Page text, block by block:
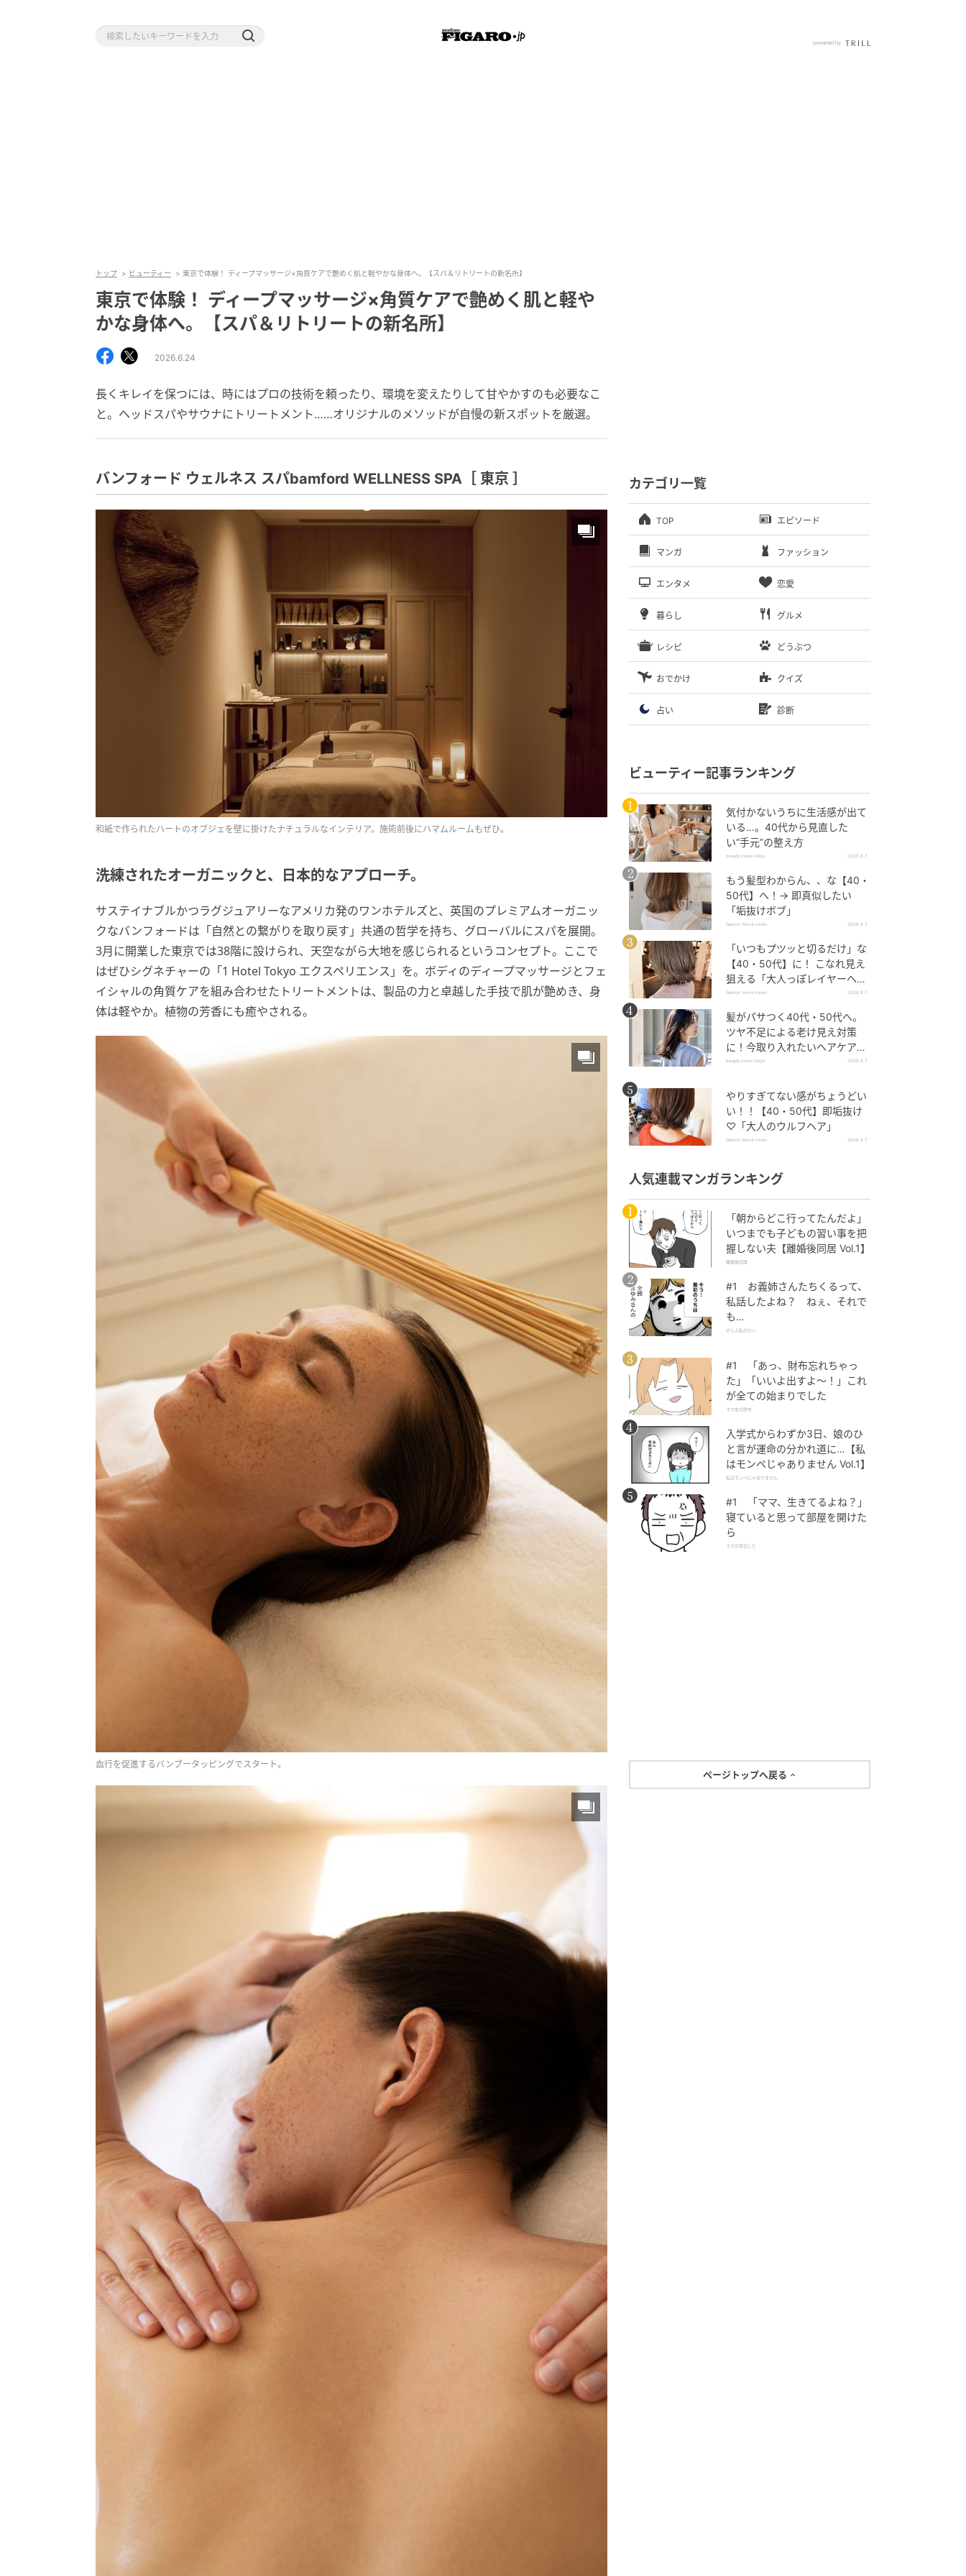
トップ ビューティー 東京で体験！ ディープマッサージ×角質ケアで艶めく肌と軽やかな身体へ。【スパ＆リトリートの新名所】
東京で体験！ ディープマッサージ×角質ケアで艶めく肌と軽や
かな身体へ。【スパ＆リトリートの新名所】
2026.6.24
長くキレイを保つには、時にはプロの技術を頼ったり、環境を変えたりして甘やかすのも必要なこ
と。ヘッドスパやサウナにトリートメント……オリジナルのメソッドが自慢の新スポットを厳選。
バンフォード ウェルネス スパbamford WELLNESS SPA［ 東京 ］
和紙で作られたハートのオブジェを壁に掛けたナチュラルなインテリア。施術前後にハマムルームもぜひ。
洗練されたオーガニックと、日本的なアプローチ。
サステイナブルかつラグジュアリーなアメリカ発のワンホテルズと、英国のプレミアムオーガニッ
クなバンフォードは「自然との繋がりを取り戻す」共通の哲学を持ち、グローバルにスパを展開。
3月に開業した東京では38階に設けられ、天空ながら大地を感じられるというコンセプト。ここで
はぜひシグネチャーの「1 Hotel Tokyo エクスペリエンス」を。ボディのディープマッサージとフェ
イシャルの角質ケアを組み合わせたトリートメントは、製品の力と卓越した手技で肌が艶めき、身
体は軽やか。植物の芳香にも癒やされる。
血行を促進するバンブータッピングでスタート。
カテゴリ一覧
TOP エピソード
マンガ ファッション
エンタメ 恋愛
暮らし グルメ
レシピ どうぶつ
おでかけ クイズ
占い 診断
ビューティー記事ランキング
気付かないうちに生活感が出て
いる…。40代から見直した
い“手元”の整え方
beauty news tokyo 2026.8.7
もう髪型わからん、、な【40・
50代】へ！→ 即真似したい
「垢抜けボブ」
fashion trend news 2026.8.7
「いつもプツッと切るだけ」な
【40・50代】に！ こなれ見え
狙える「大人っぽレイヤーヘ
ア」
fashion trend news 2026.8.7
髪がパサつく40代・50代へ。
ツヤ不足による老け見え対策
に！今取り入れたいヘアケア名
品３選
beauty news tokyo 2026.8.7
やりすぎてない感がちょうどい
い！！【40・50代】即垢抜け
♡「大人のウルフヘア」
fashion trend news 2026.8.7
人気連載マンガランキング
「朝からどこ行ってたんだよ」
いつまでも子どもの習い事を把
握しない夫【離婚後同居 Vol.1】
離婚後同居
#1 お義姉さんたちくるって、
私話したよね？ ねぇ、それで
も…
ぜんぶ私のせい
#1 「あっ、財布忘れちゃっ
た」「いいよ出すよ〜！」これ
が全ての始まりでした
ママ友の財布
入学式からわずか3日、娘のひ
と言が運命の分かれ道に…【私
はモンペじゃありません Vol.1】
私はモンペじゃありません
#1 「ママ、生きてるよね？」
寝ていると思って部屋を開けた
ら
ママが家出した
ページトップへ戻る